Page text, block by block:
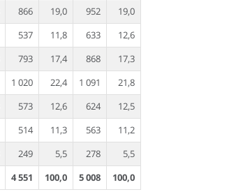
866 19,0 952
19,0
537 11,8 633
12,6
793 17,4 868
17,3
1 020 22,4 1 091
21,8
573 12,6 624
12,5
514 11,3 563
11,2
249 5,5 278
5,5
4 551 100,0 5 008
100,0